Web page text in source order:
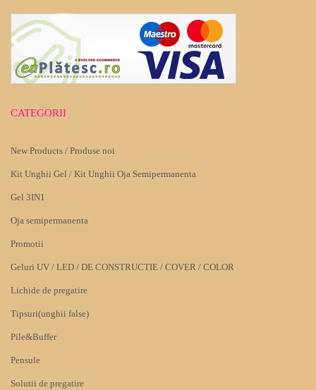
CATEGORII
New Products / Produse noi
Kit Unghii Gel / Kit Unghii Oja Semipermanenta
Gel 3IN1
Oja semipermanenta
Promotii
Geluri UV / LED / DE CONSTRUCTIE / COVER / COLOR
Lichide de pregatire
Tipsuri(unghii false)
Pile&Buffer
Pensule
Solutii de pregatire